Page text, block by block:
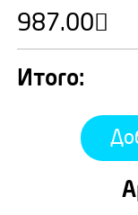
987.00
Итого: